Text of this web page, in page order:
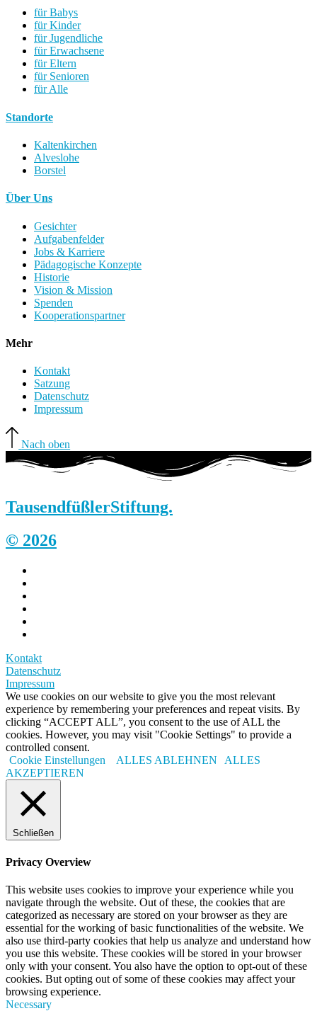
für Babys
für Kinder
für Jugendliche
für Erwachsene
für Eltern
für Senioren
für Alle
Standorte
Kaltenkirchen
Alveslohe
Borstel
Über Uns
Gesichter
Aufgabenfelder
Jobs & Karriere
Pädagogische Konzepte
Historie
Vision & Mission
Spenden
Kooperationspartner
Mehr
Kontakt
Satzung
Datenschutz
Impressum
Nach oben
TausendfüßlerStiftung.
© 2026
Kontakt
Datenschutz
Impressum
We use cookies on our website to give you the most relevant
experience by remembering your preferences and repeat visits. By
clicking “ACCEPT ALL”, you consent to the use of ALL the
cookies. However, you may visit "Cookie Settings" to provide a
controlled consent.
Cookie Einstellungen
ALLES ABLEHNEN
ALLES
AKZEPTIEREN
Schließen
Privacy Overview
This website uses cookies to improve your experience while you
navigate through the website. Out of these, the cookies that are
categorized as necessary are stored on your browser as they are
essential for the working of basic functionalities of the website. We
also use third-party cookies that help us analyze and understand how
you use this website. These cookies will be stored in your browser
only with your consent. You also have the option to opt-out of these
cookies. But opting out of some of these cookies may affect your
browsing experience.
Necessary